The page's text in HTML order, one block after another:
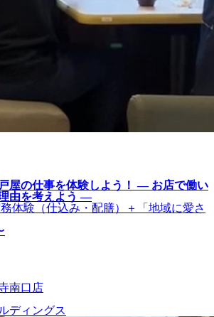
屋の仕事を体験しよう！ ― お店で働い
由を考えよう ―
体験（仕込み・配膳）＋「地域に愛さ
南口店
ディングス